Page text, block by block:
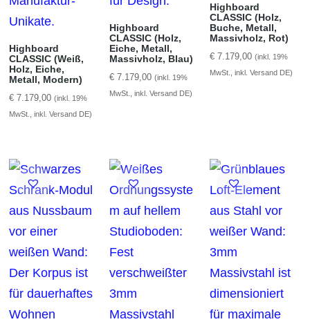
Highboard
CLASSIC (Weiß,
Holz, Eiche,
Metall, Modern)
€ 7.179,00 (inkl. 19%
MwSt., inkl. Versand DE)
Highboard
CLASSIC (Holz,
Eiche, Metall,
Massivholz, Blau)
€ 7.179,00 (inkl. 19%
MwSt., inkl. Versand DE)
Highboard
CLASSIC (Holz,
Buche, Metall,
Massivholz, Rot)
€ 7.179,00 (inkl. 19%
MwSt., inkl. Versand DE)